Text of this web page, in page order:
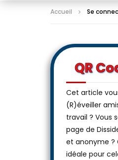
Accueil Se
QR
Cet article
(R)éveiller
travail ? Vous
page de
et anonyme
idéale pour